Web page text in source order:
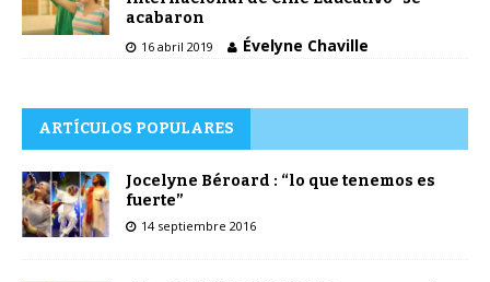
acabaron
16 abril 2019 Évelyne Chaville
ARTÍCULOS POPULARES
Jocelyne Béroard : “lo que tenemos es
fuerte”
14 septiembre 2016